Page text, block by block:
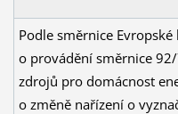
Podle směrnice
o provádění směrnice
zdrojů pro domácnost
o změně nařízení o